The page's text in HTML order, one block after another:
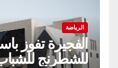
الرياضة
الفجيرة تفوز
للشطرنج